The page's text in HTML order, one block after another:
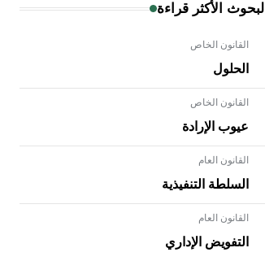
البحوث الأكثر قراءة
القانون الخاص
الحلول
القانون الخاص
عيوب الإرادة
القانون العام
السلطة التنفيذية
القانون العام
التفويض الإداري
- هل تعلم أن الأبلق نوع من الفنون
الهندسية التي ارتبطت بالعمارة الإسلامية
في بلاد الشام ومصر خاصة، حيث يحرص